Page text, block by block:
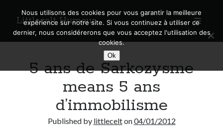
Littlecelt Humeur
open
primary
menu
Sidebar
Search5 ans de Sarkozysme
means 5 ans
d’immobilisme
Published by littlecelton04/01/2012
Nous utilisons des cookies pour vous garantir la meilleure
expérience sur notre site. Si vous continuez à utiliser ce
dernier, nous considérerons que vous acceptez l'utilisation des
cookies.
Ok